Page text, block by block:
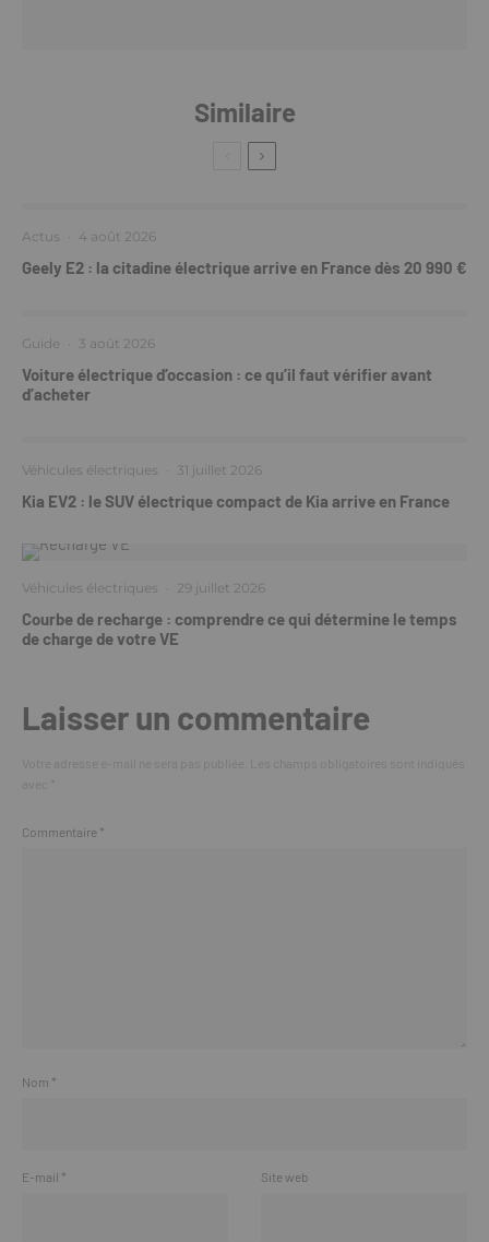
Similaire
Actus · 4 août 2026
Geely E2 : la citadine électrique arrive en France dès 20 990 €
Guide · 3 août 2026
Voiture électrique d’occasion : ce qu’il faut vérifier avant
d’acheter
Véhicules électriques · 31 juillet 2026
Kia EV2 : le SUV électrique compact de Kia arrive en France
Véhicules électriques · 29 juillet 2026
Courbe de recharge : comprendre ce qui détermine le temps
de charge de votre VE
Laisser un commentaire
Commentaire *
Nom *
E-mail * Site web